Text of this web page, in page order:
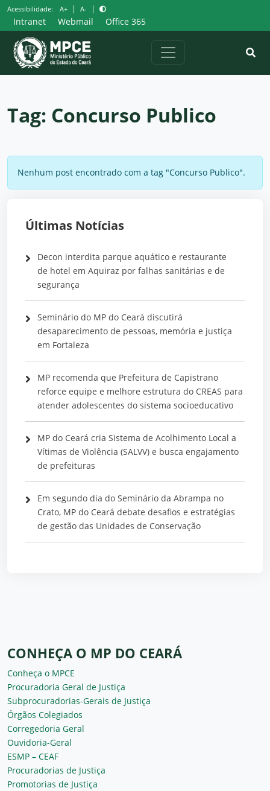
Pular
para
o
conteúdo
Acessibilidade: A+ | A- |
Intranet Webmail Office 365
Tag: Concurso Publico
Nenhum post encontrado com a tag "Concurso Publico".
Últimas Notícias
Decon interdita parque aquático e restaurante
de hotel em Aquiraz por falhas sanitárias e de
segurança
Seminário do MP do Ceará discutirá
desaparecimento de pessoas, memória e justiça
em Fortaleza
MP recomenda que Prefeitura de Capistrano
reforce equipe e melhore estrutura do CREAS para
atender adolescentes do sistema socioeducativo
MP do Ceará cria Sistema de Acolhimento Local a
Vítimas de Violência (SALVV) e busca engajamento
de prefeituras
Em segundo dia do Seminário da Abrampa no
Crato, MP do Ceará debate desafios e estratégias
de gestão das Unidades de Conservação
CONHEÇA O MP DO CEARÁ
Conheça o MPCE
Procuradoria Geral de Justiça
Subprocuradorias-Gerais de Justiça
Órgãos Colegiados
Corregedoria Geral
Ouvidoria-Geral
ESMP – CEAF
Procuradorias de Justiça
Promotorias de Justiça